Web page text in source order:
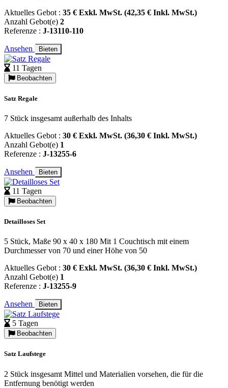
Aktuelles Gebot : 35 € Exkl. MwSt. (42,35 € Inkl. MwSt.)
Anzahl Gebot(e) 2
Referenze : J-13110-110
Ansehen Bieten
11 Tagen
Beobachten
Satz Regale
7 Stück insgesamt außerhalb des Inhalts
Aktuelles Gebot : 30 € Exkl. MwSt. (36,30 € Inkl. MwSt.)
Anzahl Gebot(e) 1
Referenze : J-13255-6
Ansehen Bieten
11 Tagen
Beobachten
Detailloses Set
5 Stück, Maße 90 x 40 x 180 Mit 1 Couchtisch mit einem
Durchmesser von 70 und einer Höhe von 50
Aktuelles Gebot : 30 € Exkl. MwSt. (36,30 € Inkl. MwSt.)
Anzahl Gebot(e) 1
Referenze : J-13255-9
Ansehen Bieten
5 Tagen
Beobachten
Satz Laufstege
2 Stück insgesamt Mittel und Materialien vorsehen, die für die
Entfernung benötigt werden